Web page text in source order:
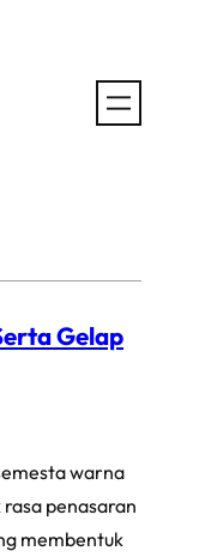
Gelap
warna
penasaran
membentuk